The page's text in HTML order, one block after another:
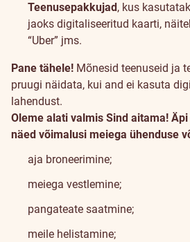
Teenusepakkujad , kus
jaoks digitaliseeritud kaarti,
“Uber” jms.
Pane tähele! Mõnesid teenuseid ja
pruugi näidata, kui and ei kasuta
lahendust.
Oleme alati valmis Sind aitama!
näed võimalusi meiega ühenduse
aja broneerimine;
meiega vestlemine;
pangateate saatmine;
meile helistamine;